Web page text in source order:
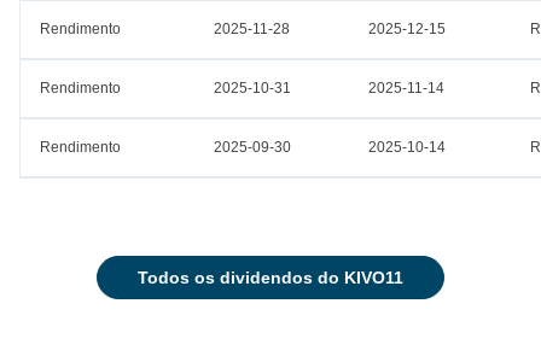
Rendimento 2025-11-28 2025-12-15
Rendimento 2025-10-31 2025-11-14
Rendimento 2025-09-30 2025-10-14
todos os dividendos do KIVO11